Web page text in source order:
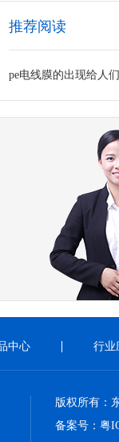
推荐阅读
pe电线膜的出现给人
中心 行业
版权所有：
备案号： 粤